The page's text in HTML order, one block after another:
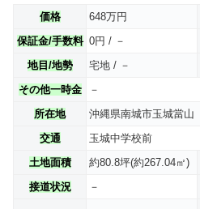
価格 648万円
保証金/手数料 0円 / －
地目/地勢
宅地 / －
その他一時金
－
所在地
沖縄県南城市玉城當山
交通
玉城中学校前
土地面積
約80.8坪(約267.04㎡)
接道状況
－